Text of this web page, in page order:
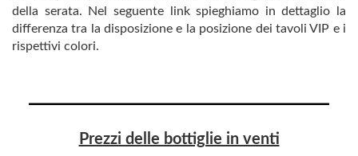
della serata. Nel seguente link spieghiamo in dettaglio la
differenza tra la disposizione e la posizione dei tavoli VIP e i
rispettivi colori.
Prezzi delle bottiglie in venti